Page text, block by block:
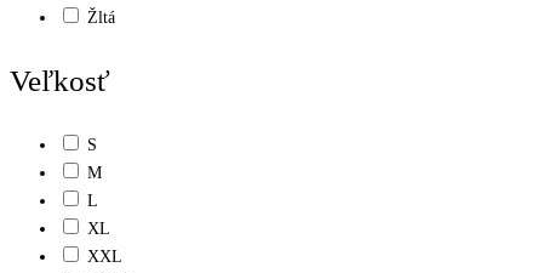
Žltá
Veľkosť
S
M
L
XL
XXL